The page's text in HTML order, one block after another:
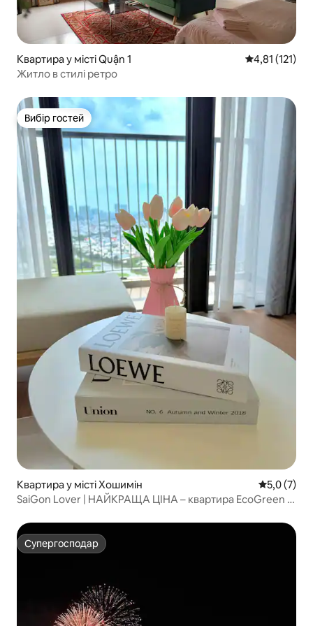
Квартира у місті Quận 1 Середня
4,81 (121)
Житло в стилі ретро
Вибір гостей
Вибір гостей
Квартира у місті Хошимін Середня
5,0 (7)
SaiGon Lover | НАЙКРАЩА ЦІНА – квартира EcoGreen із
Супергосподар
Супергосподар